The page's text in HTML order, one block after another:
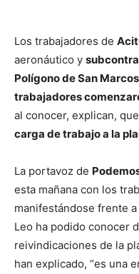
Los trabajadores de
aeronáutico y
Polígono de San Marcos
trabajadores
al conocer, explican,
carga de trabajo a la
La portavoz de
esta mañana con los
manifestándose frente
Leo ha podido conocer
reivindicaciones de la
han explicado, “es una